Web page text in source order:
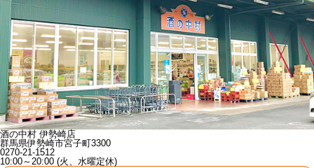
酒の中村 伊勢崎店
群馬県伊勢崎市宮子町3300
0270-21-1512
10:00～20:00 (火、水曜定休)